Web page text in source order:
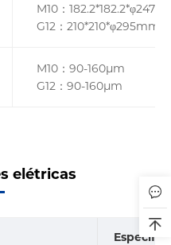
M10：
G12：210*210*φ295mm
M10：90-160µm
G12：90-160µm
elétricas